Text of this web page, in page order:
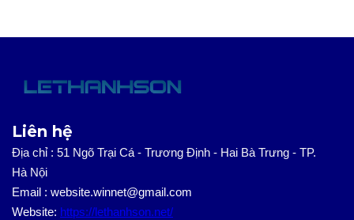
Liên hệ
Địa chỉ : 51 Ngõ Trại Cá - Trương Định - Hai Bà Trưng - TP.
Hà Nội
Email : website.winnet@gmail.com
Website: https://lethanhson.net/